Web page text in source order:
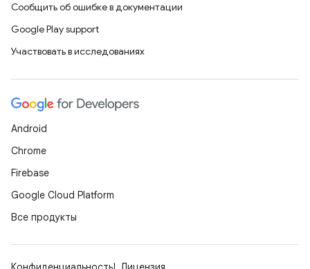
Сообщить об ошибке в документации
Google Play support
Участвовать в исследованиях
Android
Chrome
Firebase
Google Cloud Platform
Все продукты